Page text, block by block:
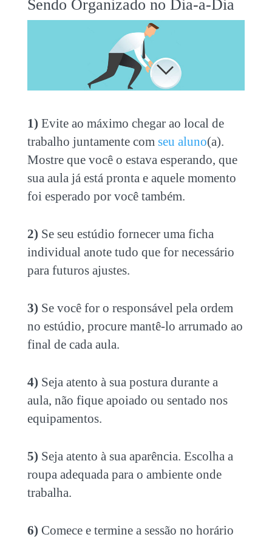
Sendo Organizado no Dia-a-Dia
1) Evite ao máximo chegar ao local de
trabalho juntamente com seu aluno(a).
Mostre que você o estava esperando, que
sua aula já está pronta e aquele momento
foi esperado por você também.
2) Se seu estúdio fornecer uma ficha
individual anote tudo que for necessário
para futuros ajustes.
3) Se você for o responsável pela ordem
no estúdio, procure mantê-lo arrumado ao
final de cada aula.
4) Seja atento à sua postura durante a
aula, não fique apoiado ou sentado nos
equipamentos.
5) Seja atento à sua aparência. Escolha a
roupa adequada para o ambiente onde
trabalha.
6) Comece e termine a sessão no horário